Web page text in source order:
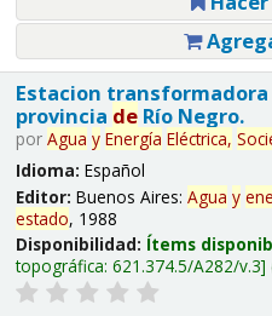
Estacion transformadora
provincia deRío Negro.
por Agua y Energía Eléctrica,
Idioma: Español
Editor: Buenos Aires: Agua y
estado, 1988
Disponibilidad: Ítems
topográfica: 621.374.5/A282/v.3